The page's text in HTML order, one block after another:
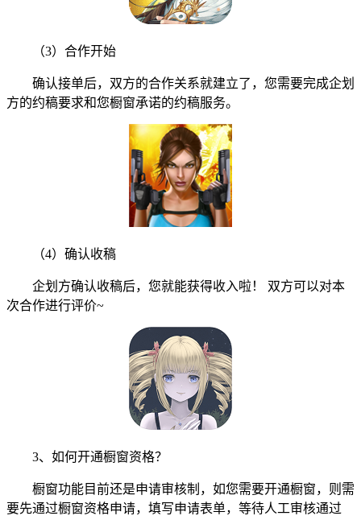
（3）合作开始
确认接单后，双方的合作关系就建立了，您需要完成企划
方的约稿要求和您橱窗承诺的约稿服务。
（4）确认收稿
企划方确认收稿后，您就能获得收入啦！ 双方可以对本
次合作进行评价~
3、如何开通橱窗资格？
橱窗功能目前还是申请审核制，如您需要开通橱窗，则需
要先通过橱窗资格申请，填写申请表单，等待人工审核通过